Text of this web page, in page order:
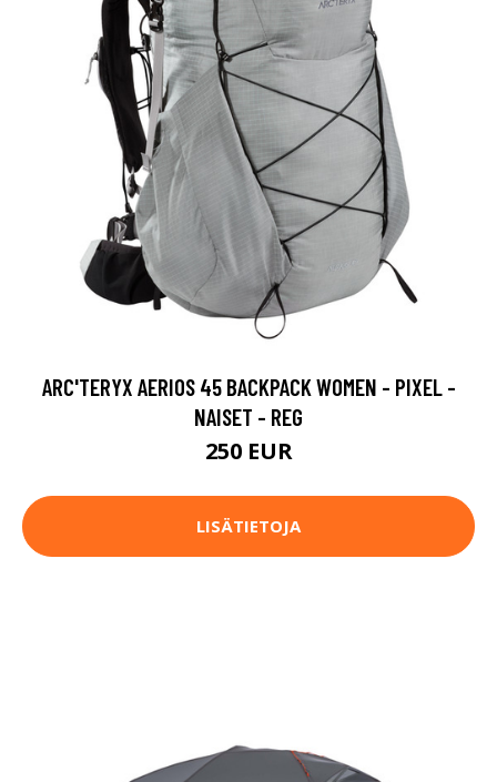
ARC'TERYX AERIOS 45 BACKPACK WOMEN - PIXEL -
NAISET - REG
250 EUR
LISÄTIETOJA